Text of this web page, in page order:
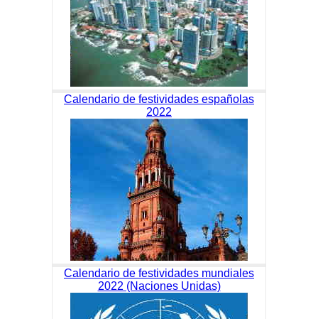
Calendario de festividades españolas
2022
Calendario de festividades mundiales
2022 (Naciones Unidas)